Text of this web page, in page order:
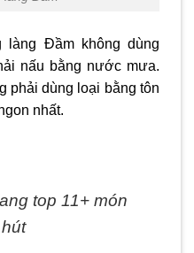
Đầm không dùng
nấu bằng nước mưa.
phải dùng loại bằng tôn
nhất.
top 11+ món